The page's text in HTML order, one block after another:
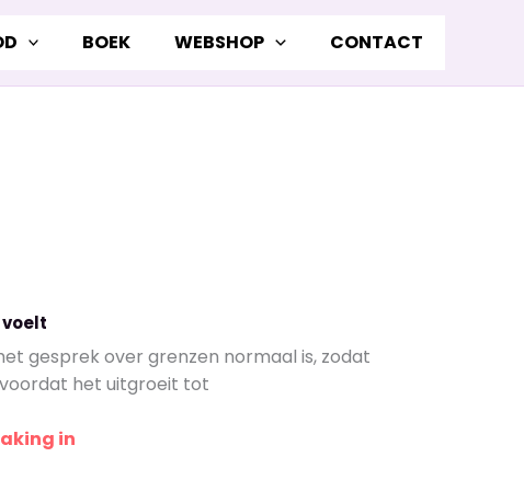
BOEK WEBSHOP CONTACT
gesprek over grenzen normaal is, zodat
het uitgroeit tot
in